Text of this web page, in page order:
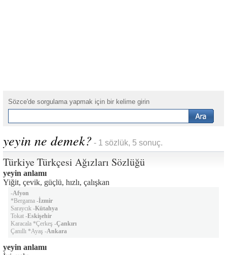
Sözce'de sorgulama yapmak için bir kelime girin
yeyin ne demek? - 1 sözlük, 5 sonuç.
Türkiye Türkçesi Ağızları Sözlüğü
yeyin anlamı
Yiğit, çevik, güçlü, hızlı, çalışkan
-Afyon
*Bergama -İzmir
Saraycık -Kütahya
Tokat -Eskişehir
Karacala *Çerkeş -Çankırı
Çanıllı *Ayaş -Ankara
yeyin anlamı